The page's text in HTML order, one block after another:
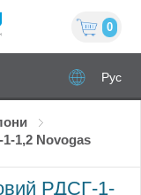
0
Рус
РДСГ-1-